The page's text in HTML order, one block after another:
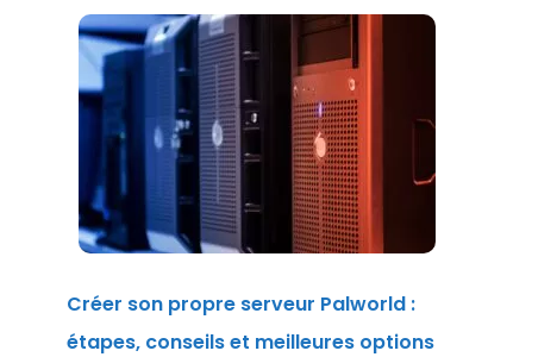
Créer son propre serveur Palworld :
étapes, conseils et meilleures options